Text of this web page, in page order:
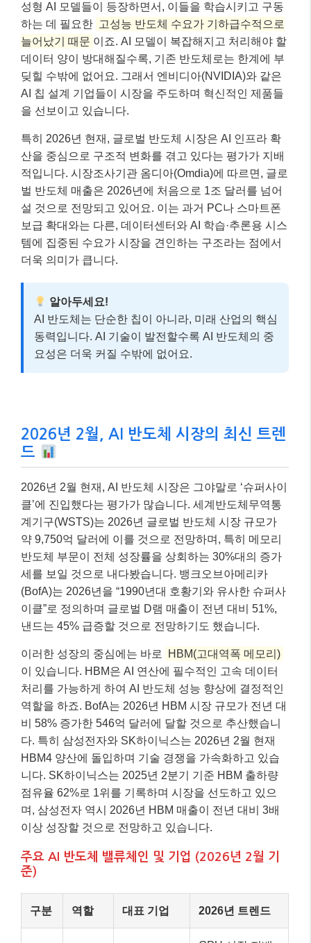
성형 AI 모델들이 등장하면서, 이들을 학습시키고 구동
하는 데 필요한 고성능 반도체 수요가 기하급수적으로
늘어났기 때문 이죠. AI 모델이 복잡해지고 처리해야 할
데이터 양이 방대해질수록, 기존 반도체로는 한계에 부
딪힐 수밖에 없어요. 그래서 엔비디아(NVIDIA)와 같은
AI 칩 설계 기업들이 시장을 주도하며 혁신적인 제품들
을 선보이고 있습니다.
특히 2026년 현재, 글로벌 반도체 시장은 AI 인프라 확
산을 중심으로 구조적 변화를 겪고 있다는 평가가 지배
적입니다. 시장조사기관 옴디아(Omdia)에 따르면, 글로
벌 반도체 매출은 2026년에 처음으로 1조 달러를 넘어
설 것으로 전망되고 있어요. 이는 과거 PC나 스마트폰
보급 확대와는 다른, 데이터센터와 AI 학습·추론용 시스
템에 집중된 수요가 시장을 견인하는 구조라는 점에서
더욱 의미가 큽니다.
알아두세요!
AI 반도체는 단순한 칩이 아니라, 미래 산업의 핵심
동력입니다. AI 기술이 발전할수록 AI 반도체의 중
요성은 더욱 커질 수밖에 없어요.
2026년 2월, AI 반도체 시장의 최신 트렌
드
2026년 2월 현재, AI 반도체 시장은 그야말로 ‘슈퍼사이
클’에 진입했다는 평가가 많습니다. 세계반도체무역통
계기구(WSTS)는 2026년 글로벌 반도체 시장 규모가
약 9,750억 달러에 이를 것으로 전망하며, 특히 메모리
반도체 부문이 전체 성장률을 상회하는 30%대의 증가
세를 보일 것으로 내다봤습니다. 뱅크오브아메리카
(BofA)는 2026년을 “1990년대 호황기와 유사한 슈퍼사
이클”로 정의하며 글로벌 D램 매출이 전년 대비 51%,
낸드는 45% 급증할 것으로 전망하기도 했습니다.
이러한 성장의 중심에는 바로
HBM(고대역폭 메모리)
이 있습니다. HBM은 AI 연산에 필수적인 고속 데이터
처리를 가능하게 하여 AI 반도체 성능 향상에 결정적인
역할을 하죠. BofA는 2026년 HBM 시장 규모가 전년 대
비 58% 증가한 546억 달러에 달할 것으로 추산했습니
다. 특히 삼성전자와 SK하이닉스는 2026년 2월 현재
HBM4 양산에 돌입하며 기술 경쟁을 가속화하고 있습
니다. SK하이닉스는 2025년 2분기 기준 HBM 출하량
점유율 62%로 1위를 기록하며 시장을 선도하고 있으
며, 삼성전자 역시 2026년 HBM 매출이 전년 대비 3배
이상 성장할 것으로 전망하고 있습니다.
주요 AI 반도체 밸류체인 및 기업 (2026년 2월 기
준)
구분 역할 대표 기업 2026년 트렌드